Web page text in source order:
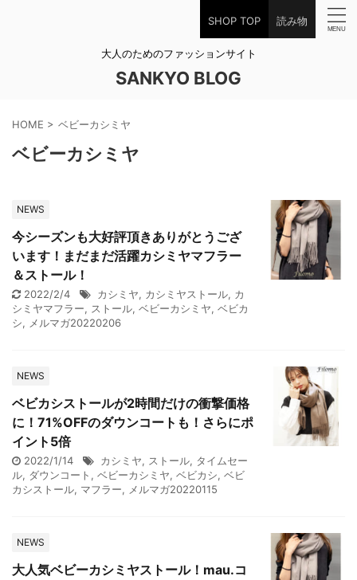
SHOP TOP 読み物
大人のためのファッションサイト
SANKYO BLOG
HOME > ベビーカシミヤ
ベビーカシミヤ
NEWS
今シーズンも大好評頂きありがとうござ
います！まだまだ活躍カシミヤマフラー
＆ストール！
2022/2/4 カシミヤ, カシミヤストール, カ
シミヤマフラー, ストール, ベビーカシミヤ, ベビカ
シ, メルマガ20220206
NEWS
ベビカシストールが2時間だけの衝撃価格
に！71%OFFのダウンコートも！さらにポ
イント5倍
2022/1/14 カシミヤ, ストール, タイムセー
ル, ダウンコート , ベビーカシミヤ, ベビカシ, ベビ
カシストール, マフラー, メルマガ20220115
NEWS
大人気ベビーカシミヤストール！mau.コ